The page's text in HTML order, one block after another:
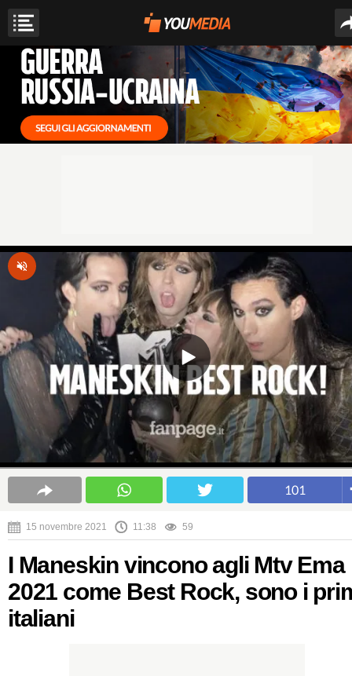
101
15 novembre 2021 11:38 59
I Maneskin vincono agli Mtv Ema
2021 come Best Rock, sono i
italiani